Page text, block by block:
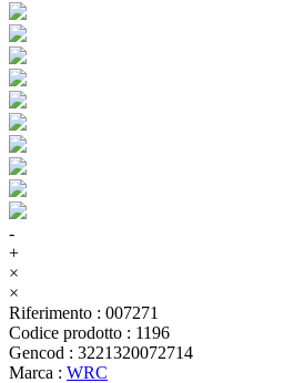
-
+
×
×
Riferimento : 007271
Codice prodotto : 1196
Gencod : 3221320072714
Marca : WRC